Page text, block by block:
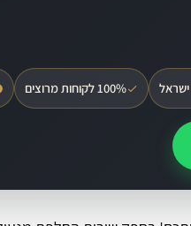
100% לקוחות מרוצים